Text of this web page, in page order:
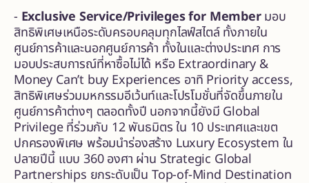
- Exclusive Service/Privileges for Memberมอบ
สิทธิพิเศษเหนือระดับครอบคลุมทุกไลฟ์สไตล์ ทั้งภายใน
ศูนย์การค้าและนอกศูนย์การค้า ทั้งในและต่างประเทศ การ
มอบประสบการณ์ที่หาซื้อไม่ได้ หรือ Extraordinary &
Money Can’t buy Experiences อาทิ Priority access,
สิทธิพิเศษร่วมมหกรรมอีเว้นท์และโปรโมชั่นที่จัดขึ้นภายใน
ศูนย์การค้าต่างๆ ตลอดทั้งปี นอกจากนี้ยังมี Global
Privilege ที่ร่วมกับ 12 พันธมิตร ใน 10 ประเทศและเขต
ปกครองพิเศษ พร้อมนำร่องสร้าง Luxury Ecosystem ใน
ปลายปีนี้ แบบ 360 องศา ผ่าน Strategic Global
Partnerships ยกระดับเป็น Top-of-Mind Destination